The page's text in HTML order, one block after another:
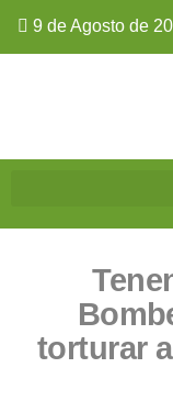
9 de Agosto de
torturar